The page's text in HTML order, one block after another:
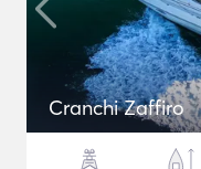
Cranchi Zaffiro